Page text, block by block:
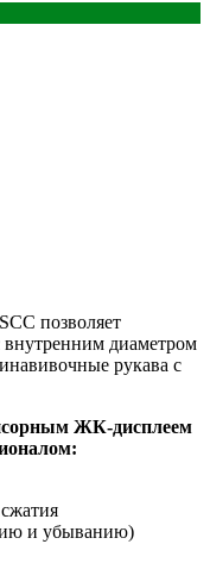
позволяет
внутренним диаметром
рукава с
ЖК-дисплеем
и убыванию)